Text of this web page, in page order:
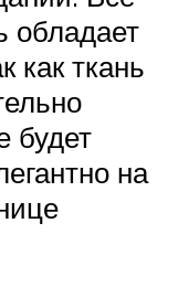
обладает
как ткань
будет
на